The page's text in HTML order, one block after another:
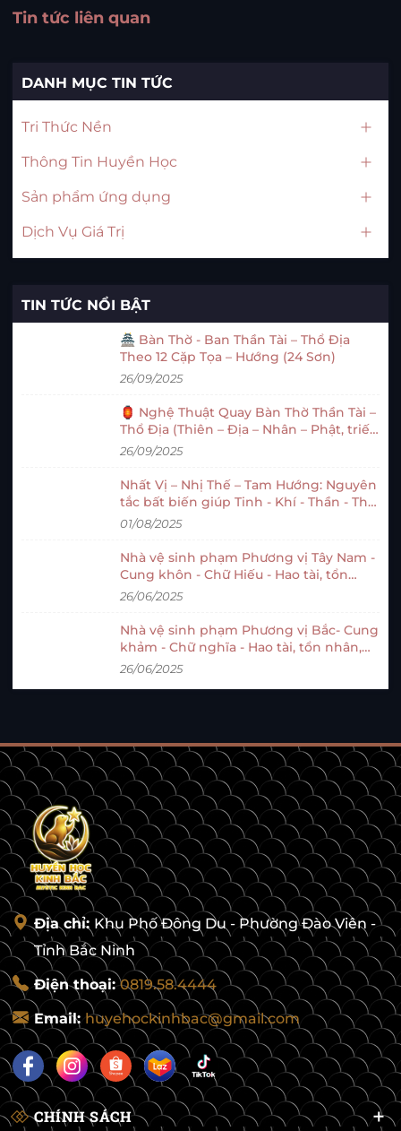
Tin tức liên quan
DANH MỤC TIN TỨC
Tri Thức Nền
Thông Tin Huyền Học
Sản phẩm ứng dụng
Dịch Vụ Giá Trị
TIN TỨC NỔI BẬT
🏯 Bàn Thờ - Ban Thần Tài – Thổ Địa
Theo 12 Cặp Tọa – Hướng (24 Sơn)
26/09/2025
🏮 Nghệ Thuật Quay Bàn Thờ Thần Tài –
Thổ Địa (Thiên – Địa – Nhân – Phật, triết
lý cổ nhân minh triết )
26/09/2025
Nhất Vị – Nhị Thế – Tam Hướng: Nguyên
tắc bất biến giúp Tinh - Khí - Thần - Thu
hút quý nhân - Phát tài khi trọn chỗ
01/08/2025
Nhà vệ sinh phạm Phương vị Tây Nam -
Cung khôn - Chữ Hiếu - Hao tài, tổn
nhân, suy vận – Cảnh báo và cách hóa
26/06/2025
Nhà vệ sinh phạm Phương vị Bắc- Cung
khảm - Chữ nghĩa - Hao tài, tổn nhân,
suy vận – Cảnh báo và cách hóa giải
26/06/2025
Địa chỉ: Khu Phố Đông Du - Phường Đào Viên -
Tỉnh Bắc Ninh
Điện thoại:0819.58.4444
Email: huyehockinhbac@gmail.com
CHÍNH SÁCH